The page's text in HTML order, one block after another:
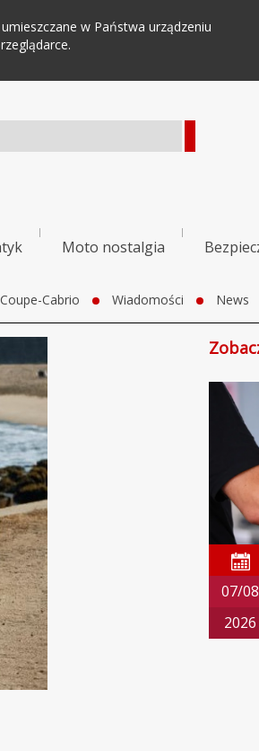
w Państwa urządzeniu
Moto nostalgia
Cabrio Wiadomości News
07/08
2026